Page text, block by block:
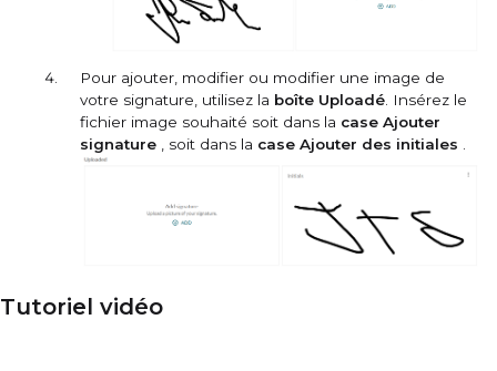
Pour ajouter, modifier ou modifier une image de
votre signature, utilisez la boîte Uploadé . Insérez le
fichier image souhaité soit dans la case Ajouter
signature
, soit dans la case Ajouter des initiales
Tutoriel vidéo